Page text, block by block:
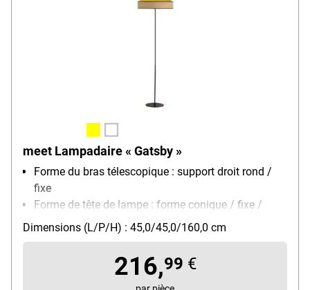
meet Lampadaire « Gatsby »
Forme du bras télescopique : support droit rond /
fixe
Forme de tête de lampe : forme conique / fixe /
avec élément en rotin sur tout le pourtour
Montage : pied
Modèle d'ampoule : ampoule (non incluse) / E27 /
Dimensions (L/P/H) : 45,0/45,0/160,0 cm
216,99 €